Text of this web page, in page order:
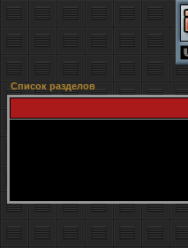
Список разделов